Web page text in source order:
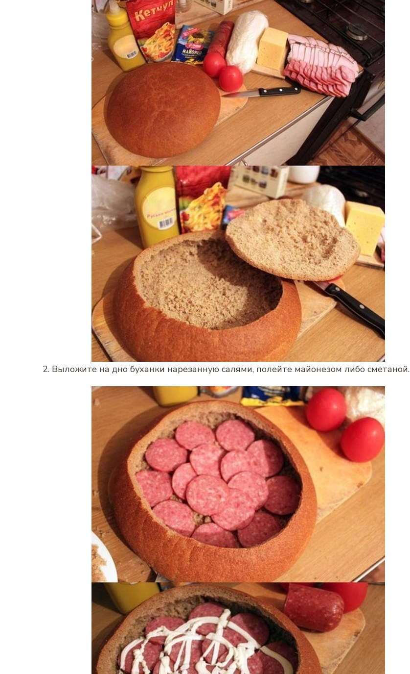
2. Выложите на дно буханки нарезанную салями, полейте майонезом либо сметаной.